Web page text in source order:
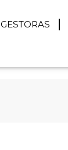
GESTORAS